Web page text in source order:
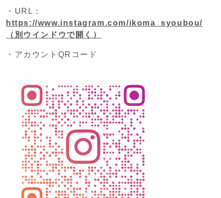
・URL：
https://www.instagram.com/ikoma_syoubou/
（別ウインドウで開く）
・アカウントQRコード